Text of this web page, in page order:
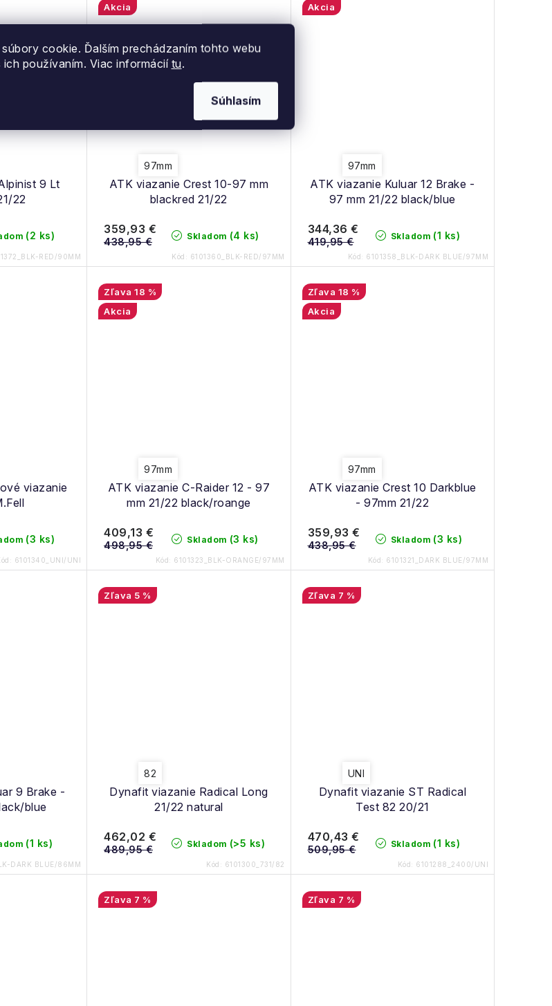
cookie. Ďalším prechádzaním tohto webu
ich používaním. Viac informácií tu.
Súhlasím
9 Lt
22
(2 ks)
RED/90MM
ATK viazanie Crest 10-97 mm
blackred 21/22
Akcia
97mm
Skladom (4 ks)
359,93 €
438,95 €
Kód: 6101360_BLK-RED/97MM
ATK viazanie Kuluar 12 Brake -
97 mm 21/22 black/blue
Akcia
97mm
Skladom (1 ks)
344,36 €
419,95 €
Kód: 6101358_BLK-DARK BLUE/97MM
viazanie
(3 ks)
6101340_UNI/UNI
ATK viazanie C-Raider 12 - 97
mm 21/22 black/roange
18 %
Akcia
97mm
Skladom (3 ks)
409,13 €
498,95 €
Kód: 6101323_BLK-ORANGE/97MM
ATK viazanie Crest 10 Darkblue
- 97mm 21/22
18 %
Akcia
97mm
Skladom (3 ks)
359,93 €
438,95 €
Kód: 6101321_DARK BLUE/97MM
9 Brake -
blue
(1 ks)
DARK BLUE/86MM
Dynafit viazanie Radical Long
21/22 natural
5 %
82
Skladom (>5 ks)
462,02 €
489,95 €
Kód: 6101300_731/82
Dynafit viazanie ST Radical
Test 82 20/21
7 %
UNI
Skladom (1 ks)
470,43 €
509,95 €
Kód: 6101288_2400/UNI
7 % 7 %